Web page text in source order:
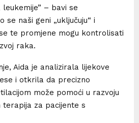
– bavi se
se naši geni „uključuju“ i
te promjene mogu kontrolisati
raka.
Aida je analizirala lijekove
i otkrila da precizno
može pomoći u razvoju
terapija za pacijente s